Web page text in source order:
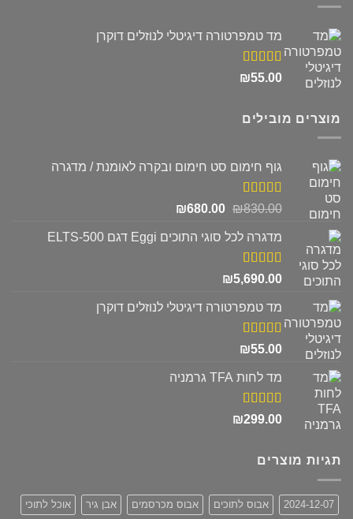
מד טמפרטורה דיגיטלי לנוזלים דוקרן
דורג5.00
₪55.00
מוצרים מובילים
גוף חימום סט חימום ובקרה לאומנת / מדגרה
דורג5.00
₪830.00
המחיר
היה:
₪680.00
המחיר
הוא:
מדגרה לכל סוגי התוכים Eggi דגם ELTS-500
דורג5.00
₪5,690.00
מד טמפרטורה דיגיטלי לנוזלים דוקרן
דורג5.00
₪55.00
מד לחות TFA גרמניה
דורג5.00
₪299.00
תגיות מוצרים
2024-12-07 אבוס לתוכים אבוס מכרסמים אבן גיר אוכל לתוכי